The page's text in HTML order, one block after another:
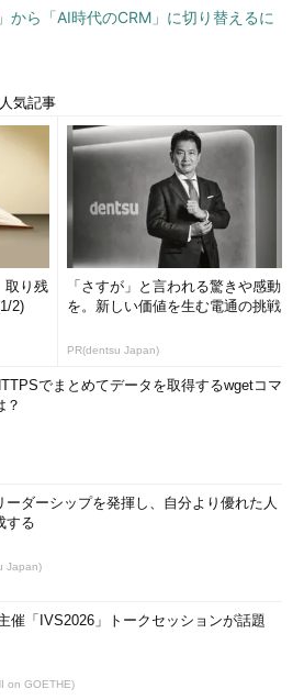
から「AI時代のCRM」に切り替えるに
気記事
取り残
2)
「さすが」と言われる驚きや感動
を。新しい価値を生む電通の挑戦
PR(dentsu Japan)
でまとめてデータを取得するwgetコマ
？
ーダーシップを発揮し、自分より優れた人
する
Japan)
催「IVS2026」トークセッションが話題
on GOETHE)